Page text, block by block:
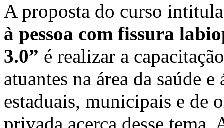
A proposta do curso
à pessoa com fissura
3.0” é realizar a
atuantes na área da saúde
estaduais, municipais e de
privada acerca desse